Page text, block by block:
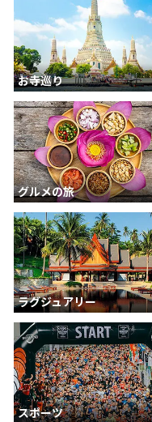
お寺巡り
グルメの旅
ラグジュアリー
スポーツ